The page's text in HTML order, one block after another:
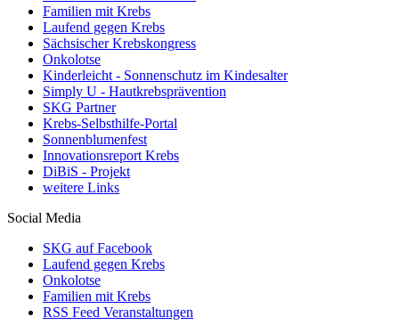
Familien mit Krebs
Laufend gegen Krebs
Sächsischer Krebskongress
Onkolotse
Kinderleicht - Sonnenschutz im Kindesalter
Simply U - Hautkrebsprävention
SKG Partner
Krebs-Selbsthilfe-Portal
Sonnenblumenfest
Innovationsreport Krebs
DiBiS - Projekt
weitere Links
Social Media
SKG auf Facebook
Laufend gegen Krebs
Onkolotse
Familien mit Krebs
RSS Feed Veranstaltungen